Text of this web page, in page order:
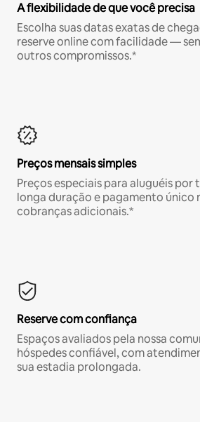
A flexibilidade de que você precisa
Escolha suas datas exatas de
reserve online com facilidade —
outros compromissos.*
Preços mensais simples
Preços especiais para aluguéis por
longa duração e pagamento único
cobranças adicionais.*
Reserve com confiança
Espaços avaliados pela nossa
hóspedes confiável, com
sua estadia prolongada.